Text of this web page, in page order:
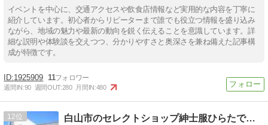
イベントを中心に、交通アクセスや飲食店情報など実用的な内容を丁寧に
紹介しています。初心者からリピーターまで誰でも役立つ情報を盛り込み
ながら、地域の魅力や最新の動向を鋭く伝えることを意識しています。詳
細な説明や体験談を交えつつ、分かりやすさと奥深さを兼ね備えた記事構
成が特徴です。
1925909 11
週間IN:90 週間OUT:280 月間IN:480
12 白山市のセレクトショップ紳士服ひらたです。